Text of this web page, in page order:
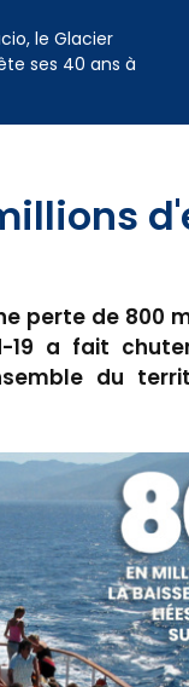
le Glacier
ses 40 ans à
perte de 800
19 a fait
du